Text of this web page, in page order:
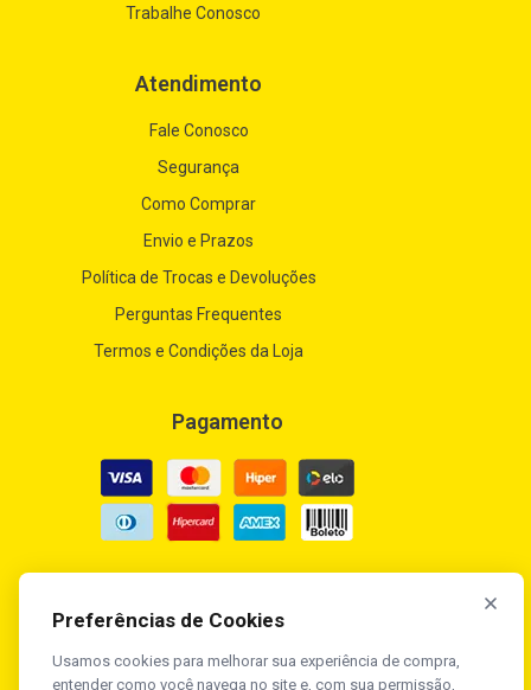
Trabalhe Conosco
Atendimento
Fale Conosco
Segurança
Como Comprar
Envio e Prazos
Política de Trocas e Devoluções
Perguntas Frequentes
Termos e Condições da Loja
Pagamento
Preferências de Cookies
Usamos cookies para melhorar sua experiência de compra,
entender como você navega no site e, com sua permissão,